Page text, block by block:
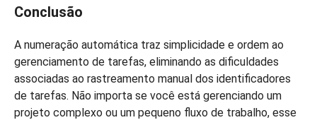
Conclusão
A numeração automática traz simplicidade e ordem ao
gerenciamento de tarefas, eliminando as dificuldades
associadas ao rastreamento manual dos identificadores
de tarefas. Não importa se você está gerenciando um
projeto complexo ou um pequeno fluxo de trabalho, esse